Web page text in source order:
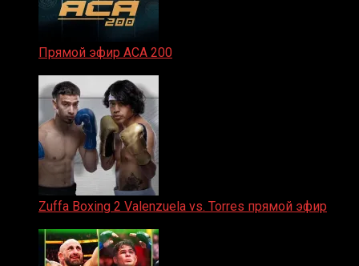
Прямой эфир ACA 200
Zuffa Boxing 2 Valenzuela vs. Torres прямой эфир